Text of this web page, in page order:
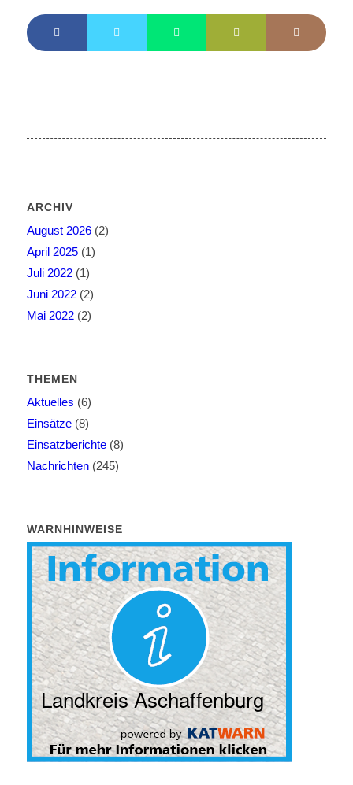
ARCHIV
August 2026(2)
April 2025(1)
Juli 2022(1)
Juni 2022(2)
Mai 2022(2)
THEMEN
Aktuelles (6)
Einsätze(8)
Einsatzberichte(8)
Nachrichten(245)
WARNHINWEISE